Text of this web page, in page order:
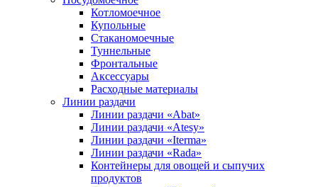
Котломоечное
Купольные
Стаканомоечные
Туннельные
Фронтальные
Аксессуары
Расходные материалы
Линии раздачи
Линии раздачи «Abat»
Линии раздачи «Atesy»
Линии раздачи «Iterma»
Линии раздачи «Rada»
Контейнеры для овощей и сыпучих
продуктов